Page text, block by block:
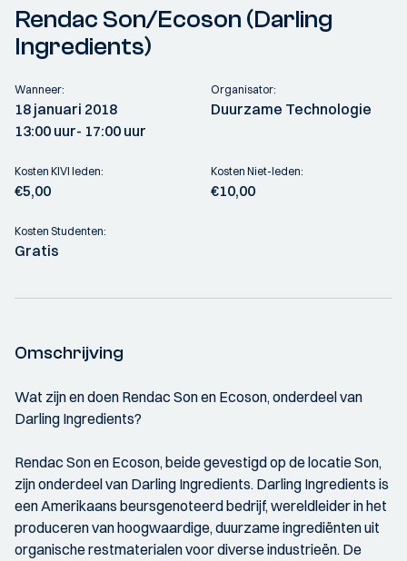
Rendac Son/Ecoson (Darling
Ingredients)
Wanneer:
18 januari 2018
13:00 uur- 17:00 uur
Organisator:
Duurzame Technologie
Kosten KIVI leden:
€5,00
Kosten Niet-leden:
€10,00
Kosten Studenten:
Gratis
Omschrijving
Wat zijn en doen Rendac Son en Ecoson, onderdeel van
Darling Ingredients?
Rendac Son en Ecoson, beide gevestigd op de locatie Son,
zijn onderdeel van Darling Ingredients. Darling Ingredients is
een Amerikaans beursgenoteerd bedrijf, wereldleider in het
produceren van hoogwaardige, duurzame ingrediënten uit
organische restmaterialen voor diverse industrieën. De